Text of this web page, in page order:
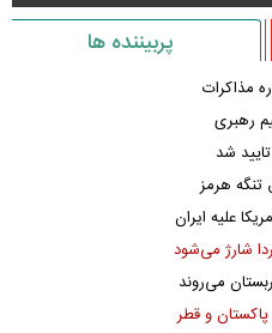
پربیننده ها
مذاکرات
رهبری
شد
تنگه هرمز
علیه ایران
شارژ می‌شود
می‌روند
و قطر